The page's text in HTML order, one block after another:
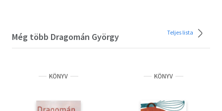
Még több Dragomán György Teljes lista
KÖNYV KÖNYV